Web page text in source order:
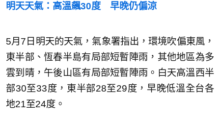
明天天氣：高溫飆30度 早晚仍偏涼
5月7日明天的天氣，氣象署指出，環境吹偏東風，
東半部、恆春半島有局部短暫陣雨，其他地區為多
雲到晴，午後山區有局部短暫陣雨。白天高溫西半
部30至33度，東半部28至29度，早晚低溫全台各
地21至24度。